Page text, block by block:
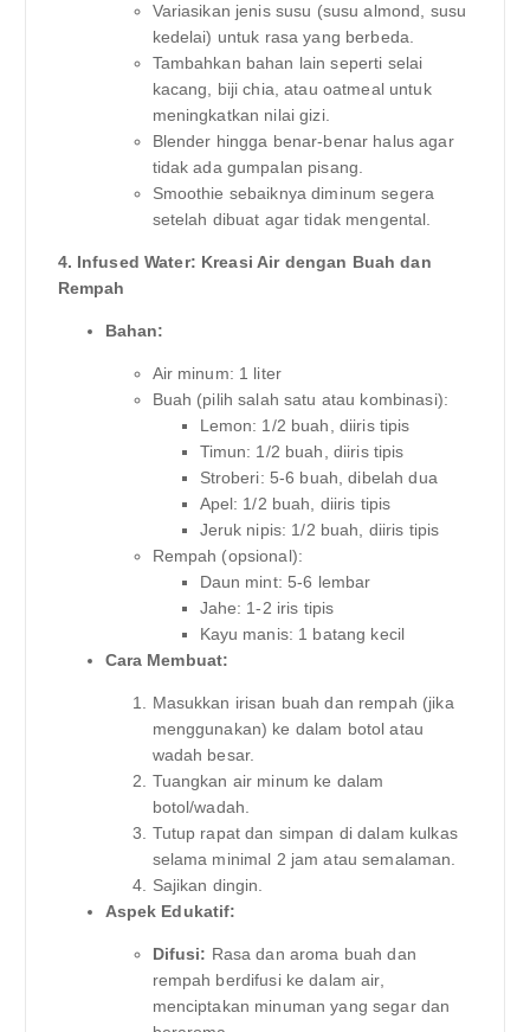
Variasikan jenis susu (susu almond, susu
kedelai) untuk rasa yang berbeda.
Tambahkan bahan lain seperti selai
kacang, biji chia, atau oatmeal untuk
meningkatkan nilai gizi.
Blender hingga benar-benar halus agar
tidak ada gumpalan pisang.
Smoothie sebaiknya diminum segera
setelah dibuat agar tidak mengental.
4. Infused Water: Kreasi Air dengan Buah dan
Rempah
Bahan:
Air minum: 1 liter
Buah (pilih salah satu atau kombinasi):
Lemon: 1/2 buah, diiris tipis
Timun: 1/2 buah, diiris tipis
Stroberi: 5-6 buah, dibelah dua
Apel: 1/2 buah, diiris tipis
Jeruk nipis: 1/2 buah, diiris tipis
Rempah (opsional):
Daun mint: 5-6 lembar
Jahe: 1-2 iris tipis
Kayu manis: 1 batang kecil
Cara Membuat:
Masukkan irisan buah dan rempah (jika
menggunakan) ke dalam botol atau
wadah besar.
Tuangkan air minum ke dalam
botol/wadah.
Tutup rapat dan simpan di dalam kulkas
selama minimal 2 jam atau semalaman.
Sajikan dingin.
Aspek Edukatif:
Difusi: Rasa dan aroma buah dan
rempah berdifusi ke dalam air,
menciptakan minuman yang segar dan